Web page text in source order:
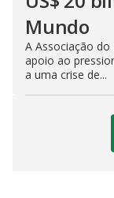
Mundo
A Associação
apoio ao
a uma crise de...